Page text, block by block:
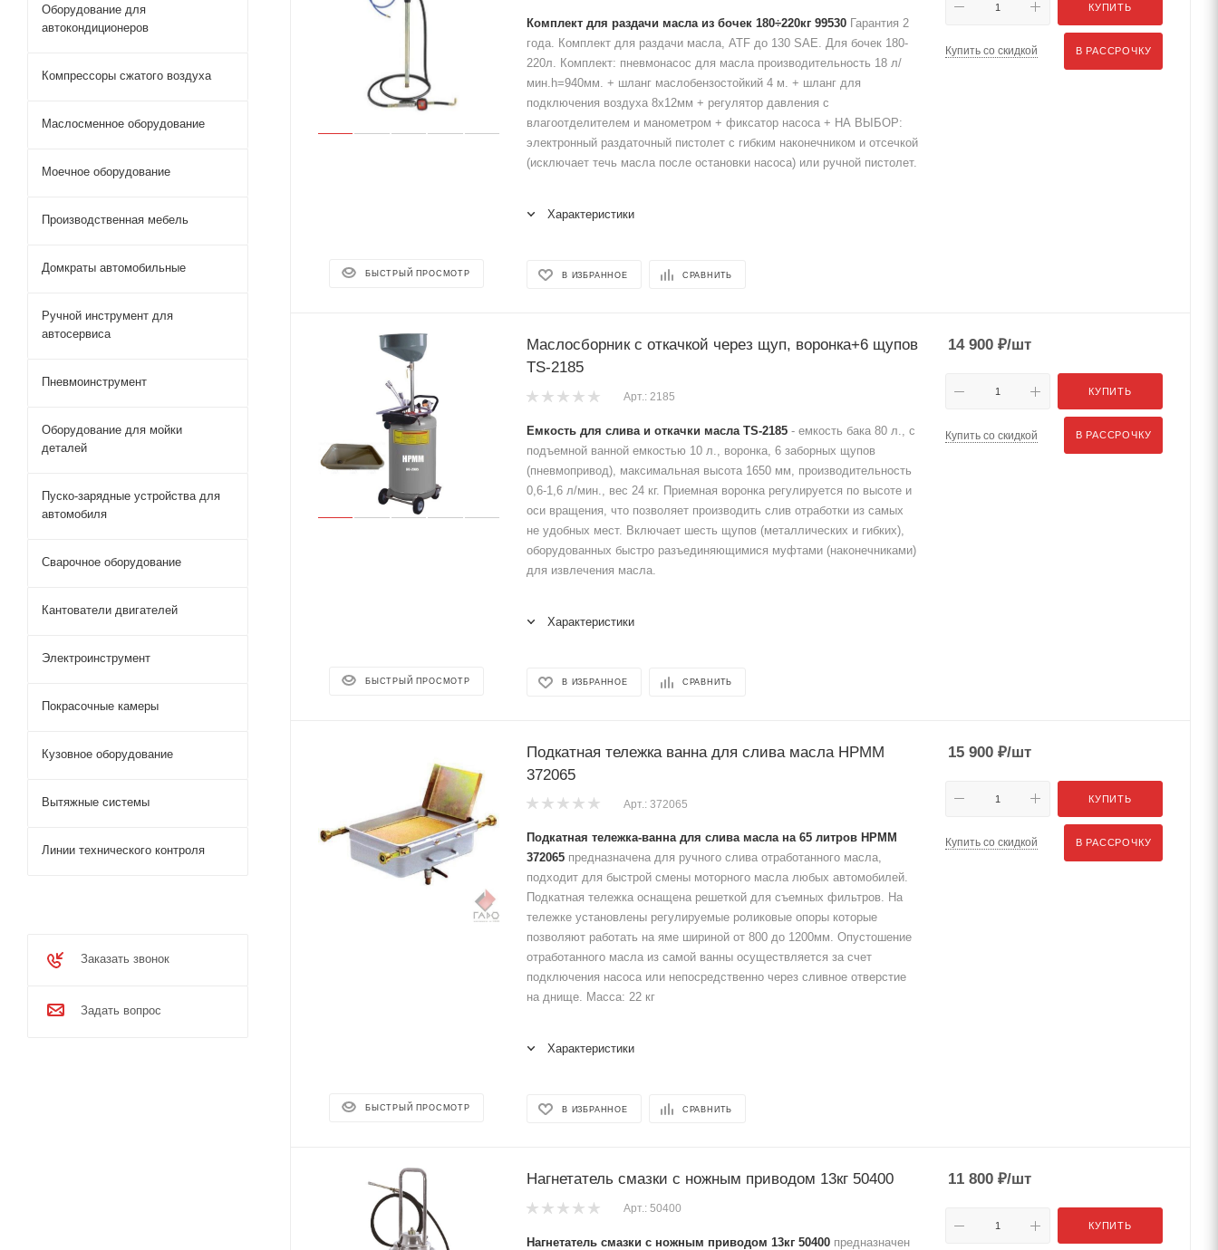
БЫСТРЫЙ ПРОСМОТР
Комплект для раздачи масла из бочек 180÷220кг 99530 Гарантия 2
года. Комплект для раздачи масла, ATF до 130 SAE. Для бочек 180-
220л. Комплект: пневмонасос для масла производительность 18 л/
мин.h=940мм. + шланг маслобензостойкий 4 м. + шланг для
подключения воздуха 8х12мм + регулятор давления с
влагоотделителем и манометром + фиксатор насоса + НА ВЫБОР:
электронный раздаточный пистолет с гибким наконечником и отсечкой
(исключает течь масла после остановки насоса) или ручной пистолет.
Характеристики
В ИЗБРАННОЕ СРАВНИТЬ
КУПИТЬ
Купить со скидкой В РАССРОЧКУ
БЫСТРЫЙ ПРОСМОТР
Маслосборник с откачкой через щуп, воронка+6 щупов
TS-2185
Арт.: 2185
Емкость для слива и откачки масла TS-2185 - емкость бака 80 л., с
подъемной ванной емкостью 10 л., воронка, 6 заборных щупов
(пневмопривод), максимальная высота 1650 мм, производительность
0,6-1,6 л/мин., вес 24 кг. Приемная воронка регулируется по высоте и
оси вращения, что позволяет производить слив отработки из самых
не удобных мест. Включает шесть щупов (металлических и гибких),
оборудованных быстро разъединяющимися муфтами (наконечниками)
для извлечения масла.
Характеристики
В ИЗБРАННОЕ СРАВНИТЬ
14 900 ₽/шт
КУПИТЬ
Купить со скидкой В РАССРОЧКУ
БЫСТРЫЙ ПРОСМОТР
Подкатная тележка ванна для слива масла HPMM
372065
Арт.: 372065
Подкатная тележка-ванна для слива масла на 65 литров HPMM
372065 предназначена для ручного слива отработанного масла,
подходит для быстрой смены моторного масла любых автомобилей.
Подкатная тележка оснащена решеткой для съемных фильтров. На
тележке установлены регулируемые роликовые опоры которые
позволяют работать на яме шириной от 800 до 1200мм. Опустошение
отработанного масла из самой ванны осуществляется за счет
подключения насоса или непосредственно через сливное отверстие
на днище. Масса: 22 кг
Характеристики
В ИЗБРАННОЕ СРАВНИТЬ
15 900 ₽/шт
КУПИТЬ
Купить со скидкой В РАССРОЧКУ
Нагнетатель смазки с ножным приводом 13кг 50400
Арт.: 50400
Нагнетатель смазки с ножным приводом 13кг 50400 предназначен
11 800 ₽/шт
КУПИТЬ
Оборудование для
автокондиционеров
Компрессоры сжатого воздуха
Маслосменное оборудование
Моечное оборудование
Производственная мебель
Домкраты автомобильные
Ручной инструмент для
автосервиса
Пневмоинструмент
Оборудование для мойки
деталей
Пуско-зарядные устройства для
автомобиля
Сварочное оборудование
Кантователи двигателей
Электроинструмент
Покрасочные камеры
Кузовное оборудование
Вытяжные системы
Линии технического контроля
Заказать звонок
Задать вопрос